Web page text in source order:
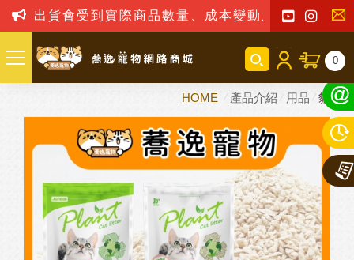
出貨會受到實際商品數量、成本變動之影響，我司保
聯
我
們
0
HOME 產品介紹 用品 貓砂